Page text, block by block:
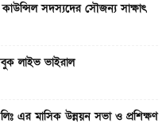
সদস্যদের সৌজন্য সাক্ষাৎ
লাইভ ভাইরাল
এর মাসিক উন্নয়ন সভা ও প্রশিক্ষণ